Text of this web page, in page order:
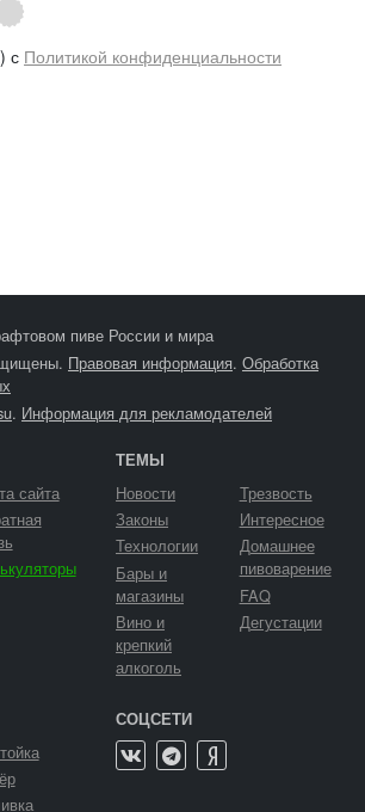
с Политикой конфиденциальности
пиве России и мира
Правовая информация. Обработка
. Информация для рекламодателей
сайта
ТЕМЫ
Новости
Законы
Технологии
Бары и
магазины
Вино и
крепкий
алкоголь
Трезвость
Интересное
Домашнее
пивоварение
FAQ
Дегустации
СОЦСЕТИ